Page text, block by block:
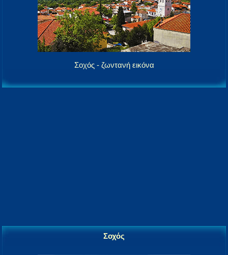
Σοχός - ζωντανή εικόνα
Σοχός